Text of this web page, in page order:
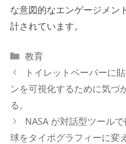
な意図的なエンゲージメン
計されています。
カ
テ
ゴ
リ
教育
トイレットペーパーに
ンを可視化するために気づ
る。
NASA が対話型ツール
球をタイポグラフィーに変